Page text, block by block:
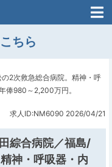
せ
ちら
2次救急総合病院。精神・呼
俸980～2,200万円。
求人ID:NM6090 2026/04/21
綜合病院／福島/
神・呼吸器・内